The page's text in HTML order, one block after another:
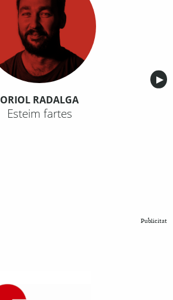
▶︎
ORIOL RADALGA
Esteim fartes
Publicitat